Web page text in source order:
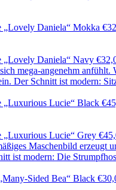
„Lovely Daniela“ Mokka €
„Lovely Daniela“ Navy €
„Luxurious Lucie“ Black €
„Luxurious Lucie“ Grey €
Sided Bea“ Black €